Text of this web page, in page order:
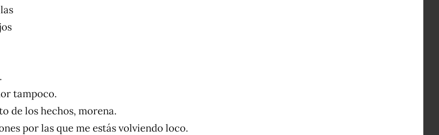
tampoco.
de los hechos, morena.
por las que me estás volviendo loco.